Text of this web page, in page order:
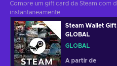
Compre um gift card da Steam com
instantaneamente.
Steam Wallet
GLOBAL
GLOBAL
A partir de